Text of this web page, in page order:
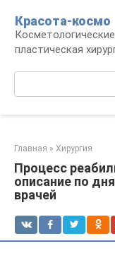
контенту
Красота-космо
пластическая
Главная » Хирургия
Процесс
описание по
врачей